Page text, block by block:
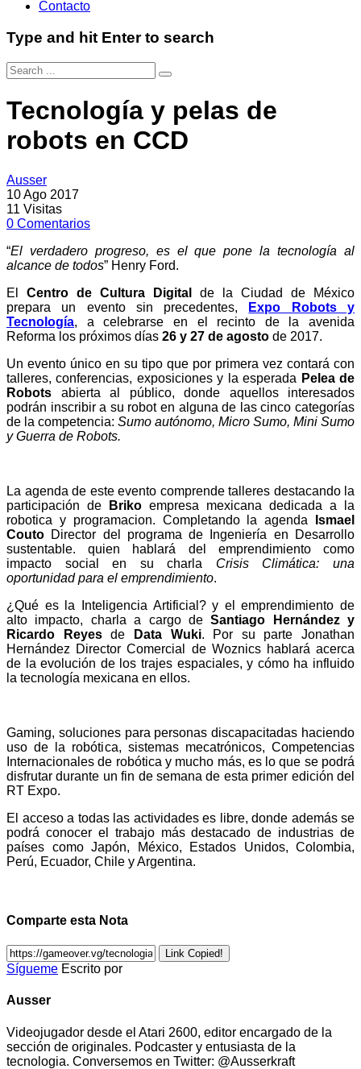
Contacto
Type and hit Enter to search
Tecnología y pelas de
robots en CCD
Ausser
10 Ago 2017
11 Visitas
0 Comentarios
“El verdadero progreso, es el que pone la tecnología al
alcance de todos” Henry Ford.
El Centro de Cultura Digital
de la Ciudad de México
prepara un evento sin precedentes,
Expo Robots y
Tecnología, a celebrarse en el recinto de la avenida
Reforma los próximos días 26 y 27 de agosto de 2017.
Un evento único en su tipo que por primera vez contará con
talleres, conferencias, exposiciones y la esperada Pelea de
Robots abierta al público, donde aquellos interesados
podrán inscribir a su robot en alguna de las cinco categorías
de la competencia: Sumo autónomo, Micro Sumo, Mini Sumo
y Guerra de Robots.
La agenda de este evento comprende talleres destacando la
participación de
Briko empresa mexicana dedicada a la
robotica y programacion. Completando la agenda
Ismael
Couto Director del programa de Ingeniería en Desarrollo
sustentable. quien hablará del emprendimiento como
impacto social en su charla Crisis Climática: una
oportunidad para el emprendimiento.
¿Qué es la Inteligencia Artificial? y el emprendimiento de
alto impacto, charla a cargo deSantiago Hernández y
Ricardo Reyesde Data Wuki. Por su parte Jonathan
Hernández Director Comercial de Woznics hablará acerca
de la evolución de los trajes espaciales, y cómo ha influido
la tecnología mexicana en ellos.
Gaming, soluciones para personas discapacitadas haciendo
uso de la robótica, sistemas mecatrónicos, Competencias
Internacionales de robótica y mucho más, es lo que se podrá
disfrutar durante un fin de semana de esta primer edición del
RT Expo.
El acceso a todas las actividades es libre, donde además se
podrá conocer el trabajo más destacado de industrias de
países como Japón, México, Estados Unidos, Colombia,
Perú, Ecuador, Chile y Argentina.
Comparte esta Nota
Link Copied!
Sígueme Escrito por
Ausser
Videojugador desde el Atari 2600, editor encargado de la
sección de originales. Podcaster y entusiasta de la
tecnologia. Conversemos en Twitter: @Ausserkraft